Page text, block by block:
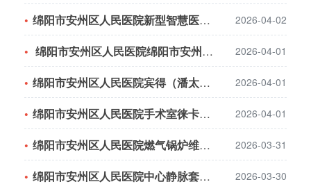
绵阳市安州区人民医院新型智慧医疗大健康管理中心项目—医院配套设施设备采购及安装项 2026-04-02
绵阳市安州区人民医院绵阳市安州区人民医院氧气流量表和负压吸引表一批采购结果公告 2026-04-01
绵阳市安州区人民医院宾得（潘太克斯）电子大肠内窥镜 维修服务单一来源采购公告 2026-04-01
绵阳市安州区人民医院手术室徕卡手术显微镜 维修服务单一来源采购公告 2026-04-01
绵阳市安州区人民医院燃气锅炉维保服务采购公告 2026-03-31
绵阳市安州区人民医院中心静脉套件采购公告（第二次） 2026-03-30